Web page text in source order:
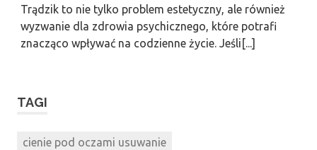
Trądzik to nie tylko problem estetyczny, ale również
wyzwanie dla zdrowia psychicznego, które potrafi
znacząco wpływać na codzienne życie. Jeśli[...]
TAGI
cienie pod oczami usuwanie